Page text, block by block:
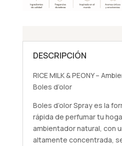
Boles
DESCRIPCIÓN
RICE MILK & PEONY –
Boles d’olor
Boles d’olor Spray es la
rápida de perfumar tu
ambientador natural, con
altamente concentrada,